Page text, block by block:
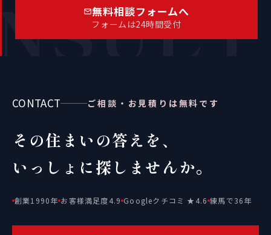
無料相談フォームへ
フォームは24時間受付
CONTACT ご相談・お見積りは無料です
その住まいの答えを、
いっしょに探しませんか。
創業1990年 お客様満足度4.9 Googleクチコミ ★4.6 練馬で36年